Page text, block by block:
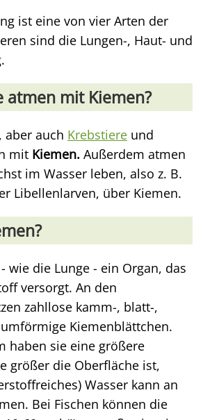
ist eine von vier Arten der
sind die Lungen-, Haut- und
atmen mit Kiemen?
, aber auch Krebstiere und
mit Kiemen. Außerdem atmen
im Wasser leben, also z. B.
Libellenlarven, über Kiemen.
wie die Lunge - ein Organ, das
versorgt. An den
zahllose kamm-, blatt-,
Kiemenblättchen.
haben sie eine größere
größer die Oberfläche ist,
Wasser kann an
Bei Fischen können die